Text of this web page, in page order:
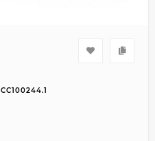
CC100244.1